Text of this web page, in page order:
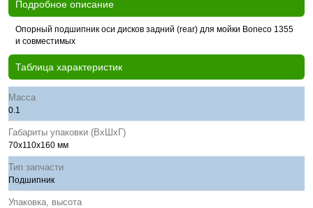
Подробное описание
Опорный подшипник оси дисков задний (rear) для мойки Boneco 1355
и совместимых
Таблица характеристик
Масса
0.1
Габариты упаковки (ВхШхГ)
70x110x160 мм
Тип запчасти
Подшипник
Упаковка, высота